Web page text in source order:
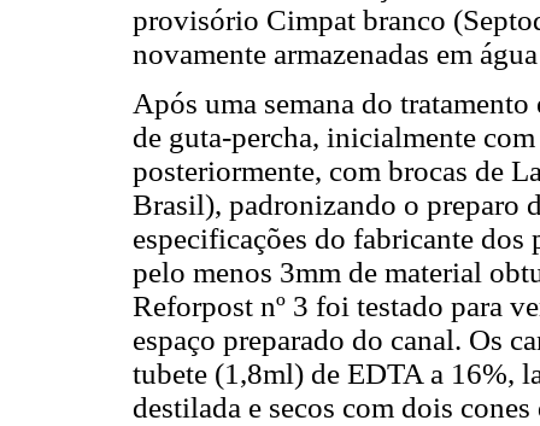
provisório Cimpat branco
novamente armazenadas em
Após uma semana do
de guta-percha, inicialmente
posteriormente, com brocas de
Brasil), padronizando o preparo
especificações do fabricante
pelo menos 3mm de material
Reforpost nº 3 foi testado para
espaço preparado do canal. Os
tubete (1,8ml) de EDTA a 16%,
destilada e secos com dois